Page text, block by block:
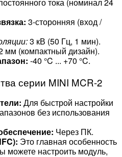
3-сторонняя (вход /
3 кВ (50 Гц, 1 мин).
мм (компактный дизайн).
-40 °C ... +70 °C.
серии MINI MCR-2
Для быстрой настройки
без использования
Через ПК.
Это главная особенность
можете настроить модуль,